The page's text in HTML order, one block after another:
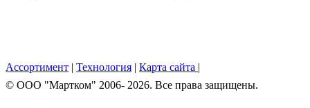
Ассортимент | Технология | Карта сайта |
© OOO "Мартком" 2006- 2026. Все права защищены.